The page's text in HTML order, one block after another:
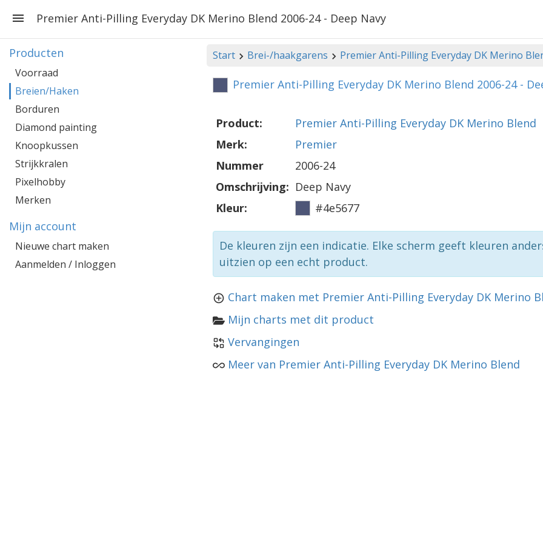
Premier Anti-Pilling Everyday DK Merino Blend 2006-24 - Deep Navy
Start Brei-/haakgarens Premier Anti-Pilling Everyday DK Merino
Premier Anti-Pilling Everyday DK Merino Blend 2006-24 -
Product:
Premier Anti-Pilling Everyday DK Merino Blend
Merk:
Premier
Nummer
2006-24
Omschrijving: Deep Navy
Kleur:
#4e5677
De kleuren zijn een indicatie. Elke scherm geeft kleuren
uitzien op een echt product.
Chart maken met Premier Anti-Pilling Everyday DK Merino
Mijn charts met dit product
Vervangingen
Meer van Premier Anti-Pilling Everyday DK Merino Blend
Producten
Voorraad
Breien/Haken
Borduren
Diamond painting
Knoopkussen
Strijkkralen
Pixelhobby
Merken
Mijn account
Nieuwe chart maken
Aanmelden / Inloggen